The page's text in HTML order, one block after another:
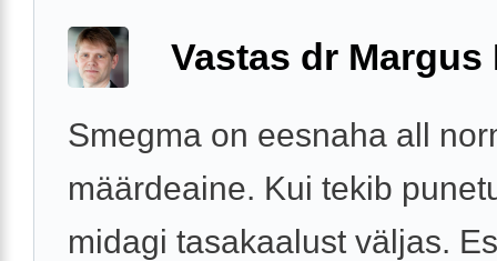
Vastas dr Margus
Smegma on eesnaha all
määrdeaine. Kui tekib
midagi tasakaalust väljas.